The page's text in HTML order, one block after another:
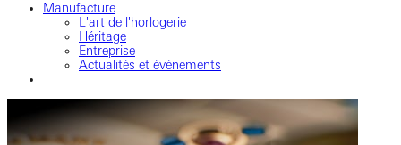
Manufacture
L'art de l'horlogerie
Héritage
Entreprise
Actualités et événements